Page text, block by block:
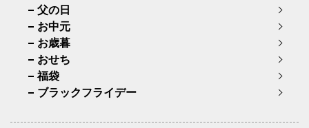
父の日
お中元
お歳暮
おせち
福袋
ブラックフライデー